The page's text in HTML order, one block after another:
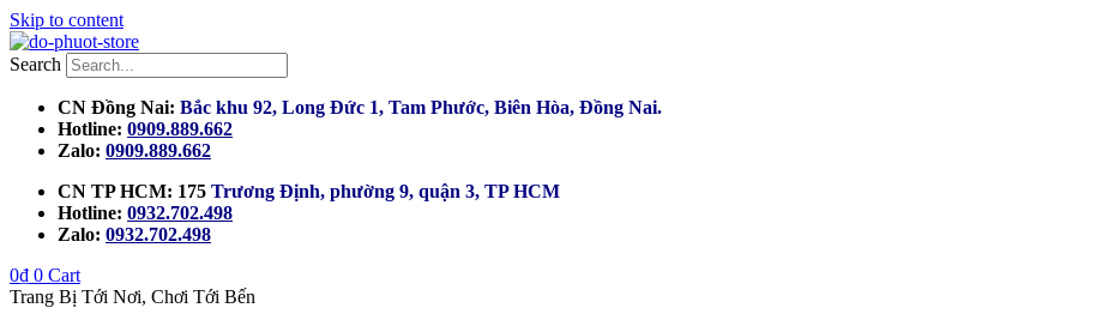
Skip to content
Search
CN Đồng Nai: Bắc khu 92, Long Đức 1, Tam Phước, Biên Hòa, Đồng Nai.
Hotline: 0909.889.662
Zalo: 0909.889.662
CN TP HCM: 175 Trương Định, phường 9, quận 3, TP HCM
Hotline: 0932.702.498
Zalo: 0932.702.498
0₫ 0 Cart
Trang Bị Tới Nơi, Chơi Tới Bến